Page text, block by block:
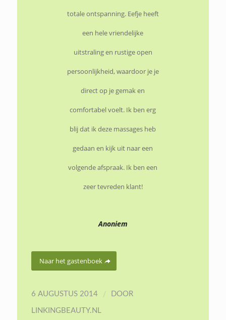
totale ontspanning. Eefje heeft
een hele vriendelijke
uitstraling en rustige open
persoonlijkheid, waardoor je je
direct op je gemak en
comfortabel voelt. Ik ben erg
blij dat ik deze massages heb
gedaan en kijk uit naar een
volgende afspraak. Ik ben een
zeer tevreden klant!
Anoniem
Naar het gastenboek
6 AUGUSTUS 2014 / DOOR
LINKINGBEAUTY.NL